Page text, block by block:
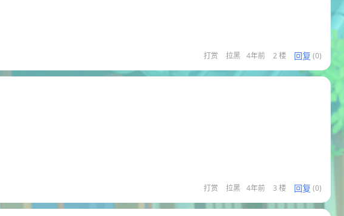
打赏 拉黑 4年前 2 楼 回复 (0)
打赏 拉黑 4年前 3 楼 回复 (0)